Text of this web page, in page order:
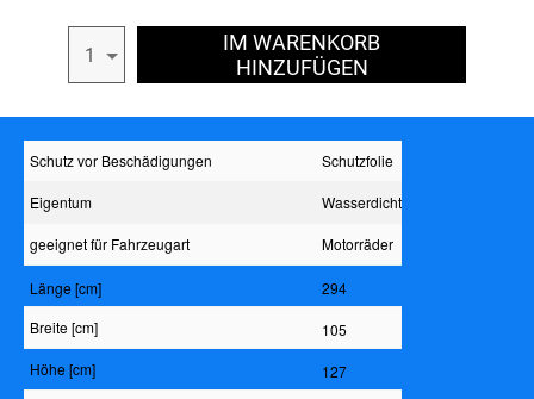
1
IM WARENKORB
HINZUFÜGEN
Schutz vor Beschädigungen Schutzfolie
Eigentum Wasserdicht
geeignet für Fahrzeugart Motorräder
Länge [cm]
294
Breite [cm]
105
Höhe [cm]
127